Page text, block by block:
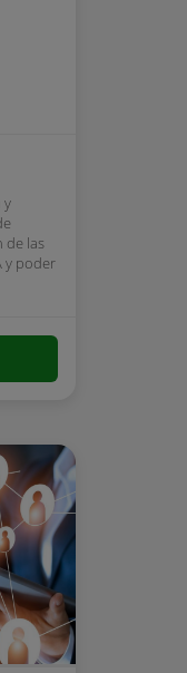
y
de las
y poder